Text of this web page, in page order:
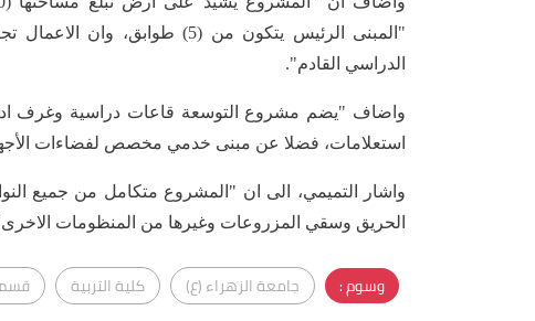
"المبنى الرئيس يتكون من (5)
الدراسي القادم".
واضاف "يضم مشروع التوسعة قاعات دراسية وغرف
استعلامات، فضلا عن مبنى خدمي مخصص لفضاءات
واشار التميمي، الى ان "المشروع متكامل من جميع
الحريق وسقي المزروعات وغيرها من المنظومات
وسوم : جامعة الزهراء (ع) كلية التربية قسم